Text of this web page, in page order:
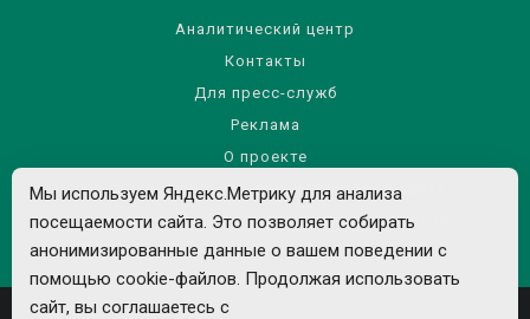
Аналитический центр
Контакты
Для пресс-служб
Реклама
О проекте
Правила использования материалов сайта
Политика обработки персональных данных
Мы используем Яндекс.Метрику для анализа
посещаемости сайта. Это позволяет собирать
анонимизированные данные о вашем поведении с
помощью cookie-файлов. Продолжая использовать
сайт, вы соглашаетесь с